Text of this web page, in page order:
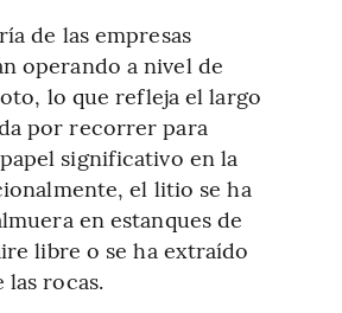
de las empresas
operando a nivel de
lo que refleja el largo
por recorrer para
significativo en la
el litio se ha
en estanques de
libre o se ha extraído
rocas.